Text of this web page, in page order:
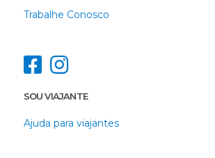
Trabalhe Conosco
SOU VIAJANTE
Ajuda para viajantes